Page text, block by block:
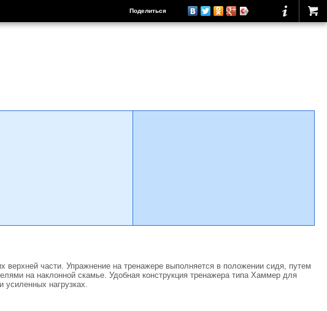
Поделиться
части. Упражнение на тренажере выполняется в положении сидя, путем
на наклонной скамье. Удобная конструкция тренажера типа Хаммер для
усиленных нагрузках.